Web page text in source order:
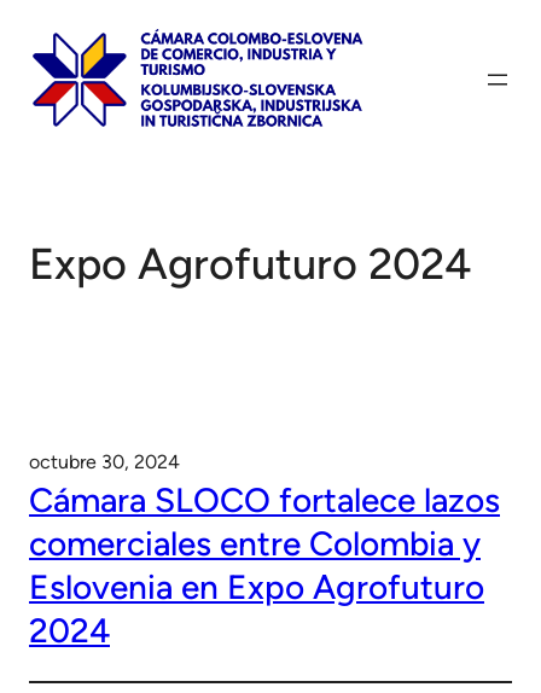
contenido
Expo Agrofuturo 2024
octubre 30, 2024
Cámara SLOCO fortalece lazos
comerciales entre Colombia y
Eslovenia en Expo Agrofuturo
2024